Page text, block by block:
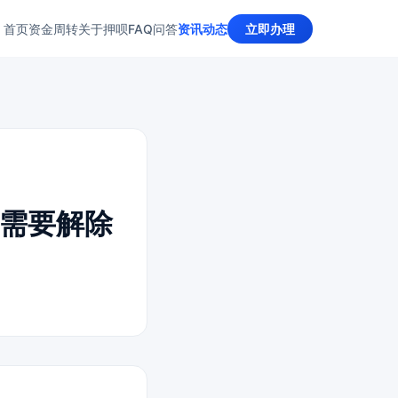
首页资金周转关于押呗FAQ问答资讯动态 立即办理
要解除